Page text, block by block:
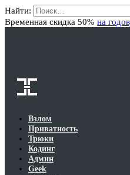
Найти:
Временная скидка 50% на
Взлом
Приватность
Трюки
Кодинг
Админ
Geek